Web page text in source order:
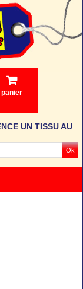
panier
UN TISSU AU